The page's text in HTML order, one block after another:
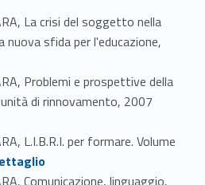
La crisi del soggetto nella
nuova sfida per l'educazione,
Problemi e prospettive della
di rinnovamento, 2007
L.I.B.R.I. per formare. Volume
Comunicazione, linguaggio,